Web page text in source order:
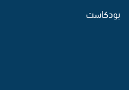
بودكاست